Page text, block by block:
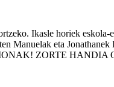
Ikasle horiek
Manuelak eta
ZORTE